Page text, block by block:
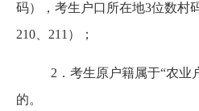
码），考生户口所在地3位数村
210、211）；
2．考生原户籍属于“农业
的。